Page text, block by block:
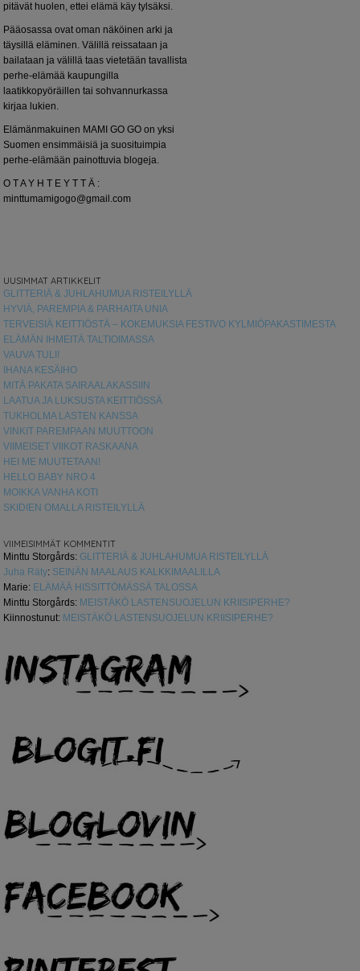
pitävät huolen, ettei elämä käy tylsäksi.
Pääosassa ovat oman näköinen arki ja
täysillä eläminen. Välillä reissataan ja
bailataan ja välillä taas vietetään tavallista
perhe-elämää kaupungilla
laatikkopyöräillen tai sohvannurkassa
kirjaa lukien.
Elämänmakuinen MAMI GO GO on yksi
Suomen ensimmäisiä ja suosituimpia
perhe-elämään painottuvia blogeja.
O T A Y H T E Y T T Ä :
minttumamigogo@gmail.com
UUSIMMAT ARTIKKELIT
GLITTERIÄ & JUHLAHUMUA RISTEILYLLÄ
HYVIÄ, PAREMPIA & PARHAITA UNIA
TERVEISIÄ KEITTIÖSTÄ – KOKEMUKSIA FESTIVO KYLMIÖPAKASTIMESTA
ELÄMÄN IHMEITÄ TALTIOIMASSA
VAUVA TULI!
IHANA KESÄIHO
MITÄ PAKATA SAIRAALAKASSIIN
LAATUA JA LUKSUSTA KEITTIÖSSÄ
TUKHOLMA LASTEN KANSSA
VINKIT PAREMPAAN MUUTTOON
VIIMEISET VIIKOT RASKAANA
HEI ME MUUTETAAN!
HELLO BABY NRO 4
MOIKKA VANHA KOTI
SKIDIEN OMALLA RISTEILYLLÄ
VIIMEISIMMÄT KOMMENTIT
Minttu Storgårds: GLITTERIÄ & JUHLAHUMUA RISTEILYLLÄ
Juha Räty: SEINÄN MAALAUS KALKKIMAALILLA
Marie: ELÄMÄÄ HISSITTÖMÄSSÄ TALOSSA
Minttu Storgårds: MEISTÄKÖ LASTENSUOJELUN KRIISIPERHE?
Kiinnostunut: MEISTÄKÖ LASTENSUOJELUN KRIISIPERHE?